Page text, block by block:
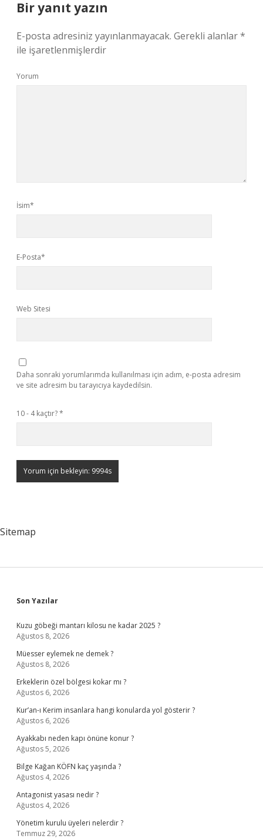
Bir yanıt yazın
E-posta adresiniz yayınlanmayacak. Gerekli alanlar*
ile işaretlenmişlerdir
Yorum
İsim*
E-Posta*
Web Sitesi
Daha sonraki yorumlarımda kullanılması için adım, e-posta adresim
ve site adresim bu tarayıcıya kaydedilsin.
10 - 4 kaçtır?*
Sitemap
Sidebar
Son Yazılar
Kuzu göbeği mantarı kilosu ne kadar 2025 ?
Ağustos 8, 2026
Müesser eylemek ne demek ?
Ağustos 8, 2026
Erkeklerin özel bölgesi kokar mı ?
Ağustos 6, 2026
Kur’an-ı Kerim insanlara hangi konularda yol gösterir ?
Ağustos 6, 2026
Ayakkabı neden kapı önüne konur ?
Ağustos 5, 2026
Bilge Kağan KÖFN kaç yaşında ?
Ağustos 4, 2026
Antagonist yasası nedir ?
Ağustos 4, 2026
Yönetim kurulu üyeleri nelerdir ?
Temmuz 29, 2026